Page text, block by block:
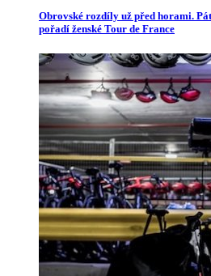
Obrovské rozdíly už před horami.
pořadí ženské Tour de France